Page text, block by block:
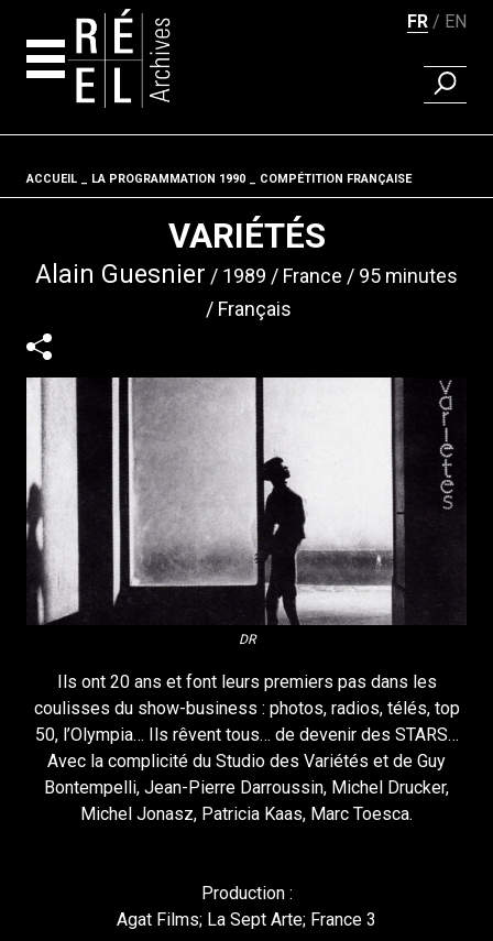
FR EN
Fil d'ariane
ACCUEIL LA PROGRAMMATION 1990 COMPÉTITION FRANÇAISE
VARIÉTÉS
Alain Guesnier 1989 France
95 minutes
Français
DR
Ils ont 20 ans et font leurs premiers pas dans les
coulisses du show-business : photos, radios, télés, top
50, l’Olympia… Ils rêvent tous… de devenir des STARS…
Avec la complicité du Studio des Variétés et de Guy
Bontempelli, Jean-Pierre Darroussin, Michel Drucker,
Michel Jonasz, Patricia Kaas, Marc Toesca.
Production :
Agat Films; La Sept Arte; France 3